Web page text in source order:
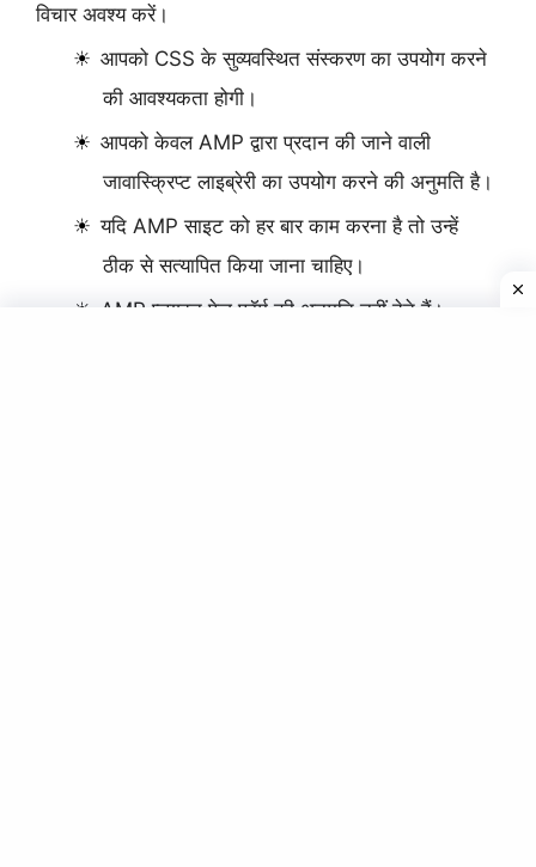
विचार अवश्य करें।
आपको CSS के सुव्यवस्थित संस्करण का उपयोग करने
की आवश्यकता होगी।
आपको केवल AMP द्वारा प्रदान की जाने वाली
जावास्क्रिप्ट लाइब्रेरी का उपयोग करने की अनुमति है।
यदि AMP साइट को हर बार काम करना है तो उन्हें
ठीक से सत्यापित किया जाना चाहिए।
AMP प्लगइन पेज फॉर्म की अनुमति नहीं देते हैं।